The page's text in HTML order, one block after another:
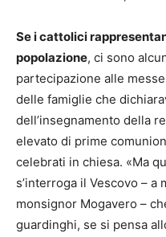
Se i cattolici
popolazione, ci sono
partecipazione alle
delle famiglie che
dell’insegnamento della
elevato di prime
celebrati in chiesa. «Ma
s’interroga il Vescovo – a
monsignor Mogavero –
guardinghi, se si pensa